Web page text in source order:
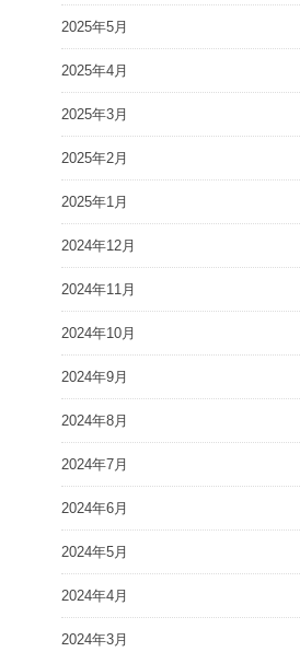
2025年5月
2025年4月
2025年3月
2025年2月
2025年1月
2024年12月
2024年11月
2024年10月
2024年9月
2024年8月
2024年7月
2024年6月
2024年5月
2024年4月
2024年3月